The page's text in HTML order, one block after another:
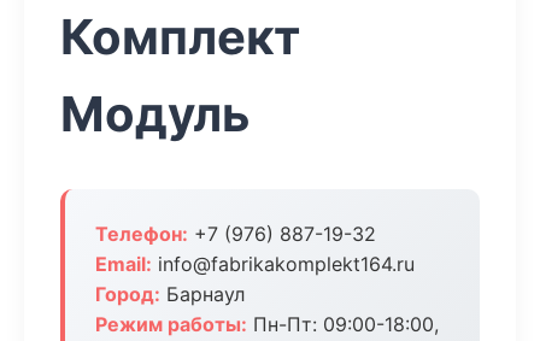
Комплект
Модуль
Телефон: +7 (976) 887-19-32
Email: info@fabrikakomplekt164.ru
Город: Барнаул
Режим работы: Пн-Пт: 09:00-18:00,